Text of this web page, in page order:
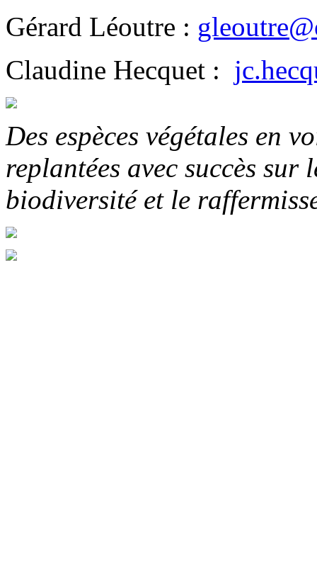
Gérard Léoutre :
Claudine Hecquet :
Des espèces végétales en
replantées avec succès
biodiversité et le